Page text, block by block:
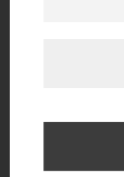
Etageareal